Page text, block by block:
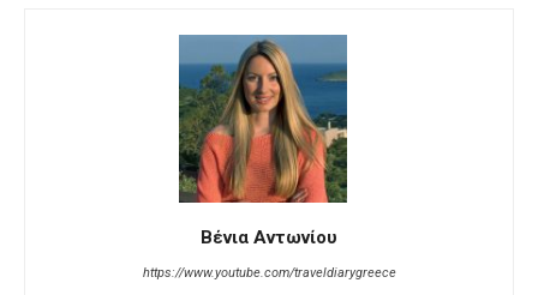
Βένια Αντωνίου
https://www.youtube.com/traveldiarygreece